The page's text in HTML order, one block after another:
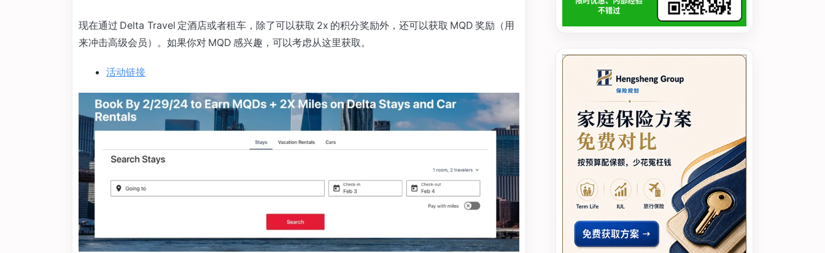
现在通过 Delta Travel 定酒店或者租车，除了可以获取 2x 的积分奖励外，还可以获取 MQD 奖励（用
来冲击高级会员）。如果你对 MQD 感兴趣，可以考虑从这里获取。
活动链接